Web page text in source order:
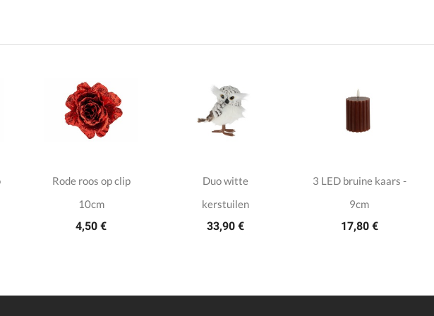
Rode roos op clip
10cm
4,50 €
Duo witte
kerstuilen
33,90 €
3 LED bruine kaars -
9cm
17,80 €